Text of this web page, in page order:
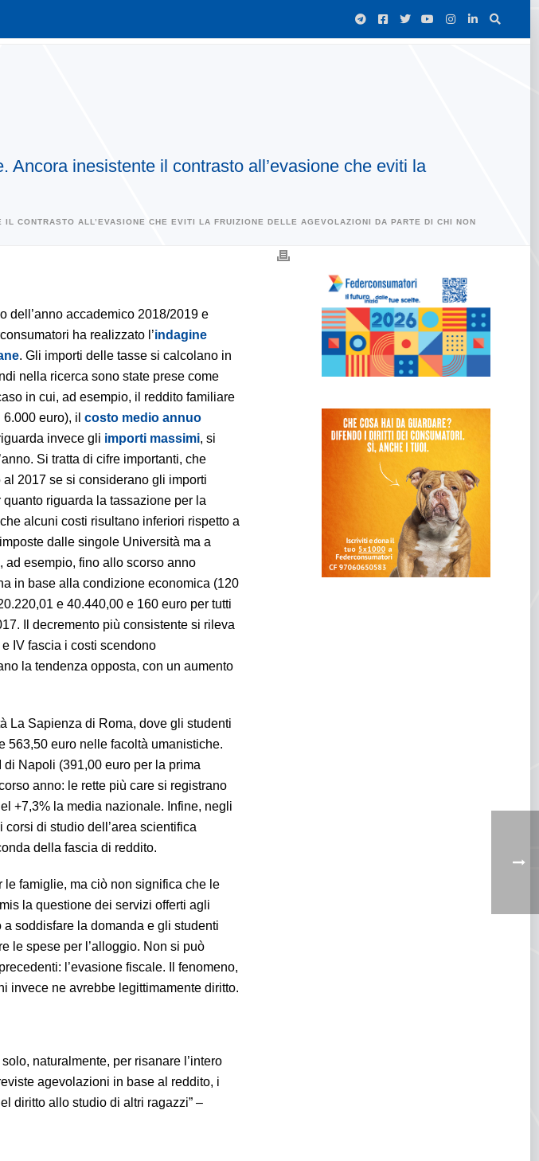
inesistente il contrasto all’evasione che eviti la
CONTRASTO ALL’EVASIONE CHE EVITI LA FRUIZIONE DELLE AGEVOLAZIONI DA PARTE DI CHI NON
dell’anno accademico 2018/2019 e
ha realizzato l’indagine
. Gli importi delle tasse si calcolano in
nella ricerca sono state prese come
in cui, ad esempio, il reddito familiare
euro), il costo medio annuo
invece gli importi massimi, si
Si tratta di cifre importanti, che
2017 se si considerano gli importi
riguarda la tassazione per la
alcuni costi risultano inferiori rispetto a
dalle singole Università ma a
esempio, fino allo scorso anno
in base alla condizione economica (120
e 40.440,00 e 160 euro per tutti
Il decremento più consistente si rileva
IV fascia i costi scendono
la tendenza opposta, con un aumento
La Sapienza di Roma, dove gli studenti
563,50 euro nelle facoltà umanistiche.
di Napoli (391,00 euro per la prima
anno: le rette più care si registrano
+7,3% la media nazionale. Infine, negli
di studio dell’area scientifica
della fascia di reddito.
famiglie, ma ciò non significa che le
la questione dei servizi offerti agli
soddisfare la domanda e gli studenti
le spese per l’alloggio. Non si può
l’evasione fiscale. Il fenomeno,
invece ne avrebbe legittimamente diritto.
naturalmente, per risanare l’intero
agevolazioni in base al reddito, i
diritto allo studio di altri ragazzi” –